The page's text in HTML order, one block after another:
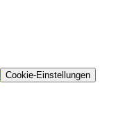
Cookie-Einstellungen